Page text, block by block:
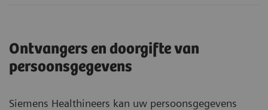
Ontvangers en doorgifte van
persoonsgegevens
Siemens Healthineers kan uw persoonsgegevens